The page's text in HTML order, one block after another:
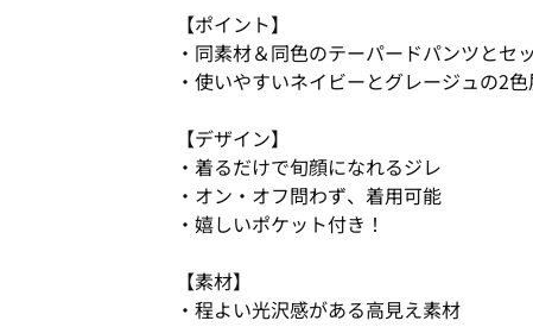
【ポイント】
・同素材＆同色のテーパードパンツとセ
・使いやすいネイビーとグレージュの2
【デザイン】
・着るだけで旬顔になれるジレ
・オン・オフ問わず、着用可能
・嬉しいポケット付き！
【素材】
・程よい光沢感がある高見え素材